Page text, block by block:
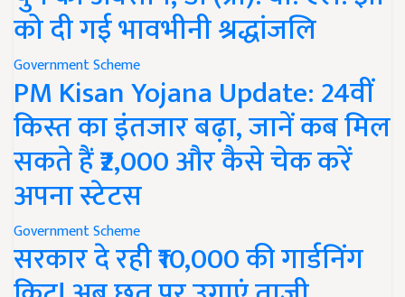
को दी गई भावभीनी श्रद्धांजलि
Government Scheme
PM Kisan Yojana Update: 24वीं
किस्त का इंतजार बढ़ा, जानें कब मिल
सकते हैं ₹2,000 और कैसे चेक करें
अपना स्टेटस
Government Scheme
सरकार दे रही ₹10,000 की गार्डनिंग